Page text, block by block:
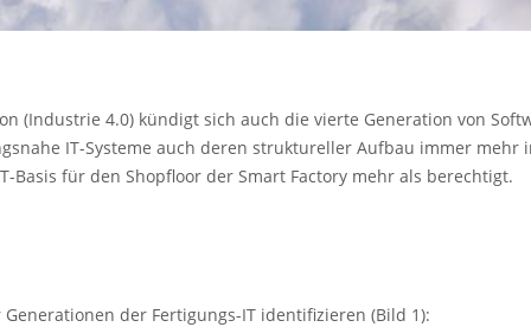
(Industrie 4.0) kündigt sich auch die vierte Generation von
IT-Systeme auch deren struktureller Aufbau immer mehr
Basis für den Shopfloor der Smart Factory mehr als berechtigt.
der Fertigungs-IT identifizieren (Bild 1):